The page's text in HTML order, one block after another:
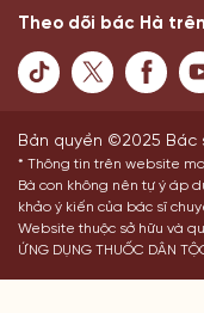
Theo dõi bác Hà
Bản quyền ©2025 Bác
* Thông tin trên website
Bà con không nên tự ý áp
khảo ý kiến của bác sĩ
Website thuộc sở hữu và
ỨNG DỤNG THUỐC DÂN